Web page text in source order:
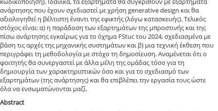
ανάρτησης που έχουν σχεδιαστεί με χρήση generative design και θα
αξιολογηθεί η βέλτιστη έναντι της εφικτής (λόγω κατασκευής). Τελικός
στόχος είναι: α) η παράδοση των εξαρτημάτων της μπροστινής και της
πίσω ανάρτησης εγκαίρως για το όχημα FStuc του 2024, σχεδιασμένα με
βάση τις αρχές της μηχανικής συστημάτων και β) μια τεχνική έκθεση που
περιγράφει τη μεθοδολογία με στόχο τη δημοσίευση. Αναμένεται ότι ο
φοιτητής θα συνεργαστεί με άλλα μέλη της ομάδας τόσο για τη
δημιουργία των χαρακτηριστικών όσο και για το σχεδιασμό των
εξαρτημάτων (της ανάρτησης) και θα επιβλέπει την εργασία τους ώστε
όλα να ενσωματώνονται μαζί.
Abstract